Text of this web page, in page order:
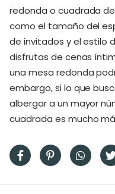
redonda o cuadrada
como el tamaño del
de invitados y el estilo
disfrutas de cenas
una mesa redonda
embargo, si lo que
albergar a un mayor
cuadrada es mucho